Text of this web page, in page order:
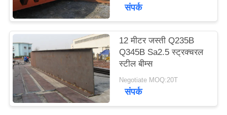
साइटमैप
गोपनीयता
नीति
संपर्क
12 मीटर जस्ती Q235B
Q345B Sa2.5 स्ट्रक्चरल
स्टील बीम्स
Negotiate MOQ:20T
संपर्क